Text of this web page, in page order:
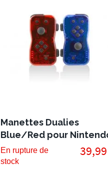
Manettes Dualies
Blue/Red pour
Switch
En rupture de
stock